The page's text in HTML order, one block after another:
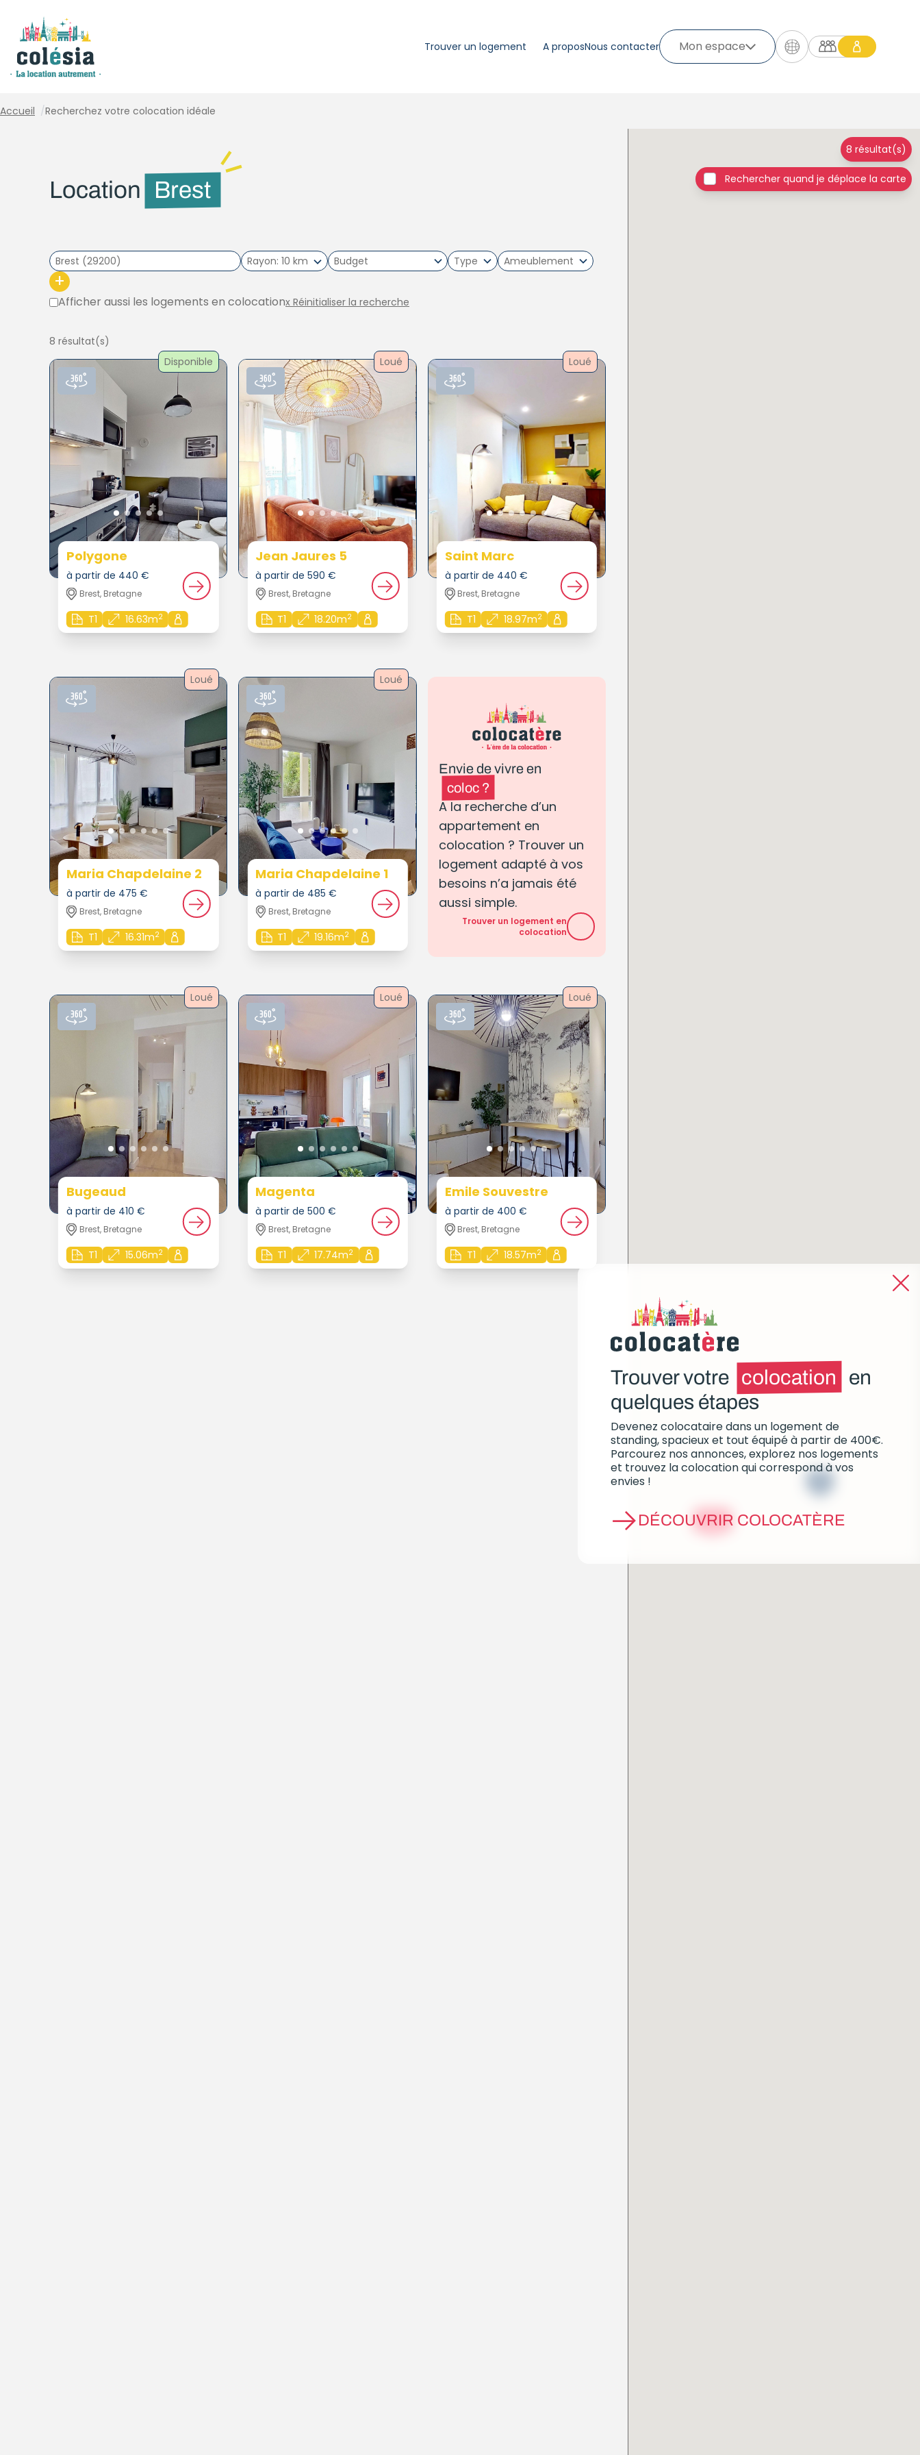
Mon espace
Trouver un logement A proposNous contacter
Trouver votre colocation
en
quelques étapes
Devenez colocataire dans un logement de
standing, spacieux et tout équipé à partir de 400€.
Parcourez nos annonces, explorez nos logements
et trouvez la colocation qui correspond à vos
envies !
DÉCOUVRIR COLOCATÈRE
Accueil /Recherchez votre colocation idéale
Location Brest
Rayon 10 km Type Ameublement
+
Afficher aussi les logements en colocationx Réinitialiser la recherche
8 résultat(s)
Disponible
Polygone
à partir de 440 €
Brest, Bretagne
T1 16.63m2
Loué
Jean Jaures 5
à partir de 590 €
Brest, Bretagne
T1 18.20m2
Loué
Saint Marc
à partir de 440 €
Brest, Bretagne
T1 18.97m2
Loué
Maria Chapdelaine 2
à partir de 475 €
Brest, Bretagne
T1 16.31m2
Loué
Maria Chapdelaine 1
à partir de 485 €
Brest, Bretagne
T1 19.16m2
Envie de vivre en
coloc ?
A la recherche d’un
appartement en
colocation ? Trouver un
logement adapté à vos
besoins n’a jamais été
aussi simple.
Trouver un logement en
colocation
Loué
Bugeaud
à partir de 410 €
Brest, Bretagne
T1 15.06m2
Loué
Magenta
à partir de 500 €
Brest, Bretagne
T1 17.74m2
Loué
Emile Souvestre
à partir de 400 €
Brest, Bretagne
T1 18.57m2
à partir de
440€
8 résultat(s)
Rechercher quand je déplace la carte